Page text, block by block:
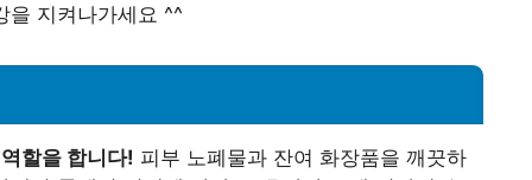
을 지켜나가세요 ^^
할을 합니다! 피부 노폐물과 잔여 화장품을 깨끗하